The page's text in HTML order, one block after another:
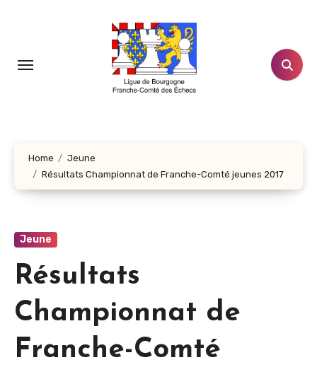
principal
Home
Jeune
Résultats Championnat de Franche-Comté jeunes 2017
Jeune
Résultats
Championnat de
Franche-Comté